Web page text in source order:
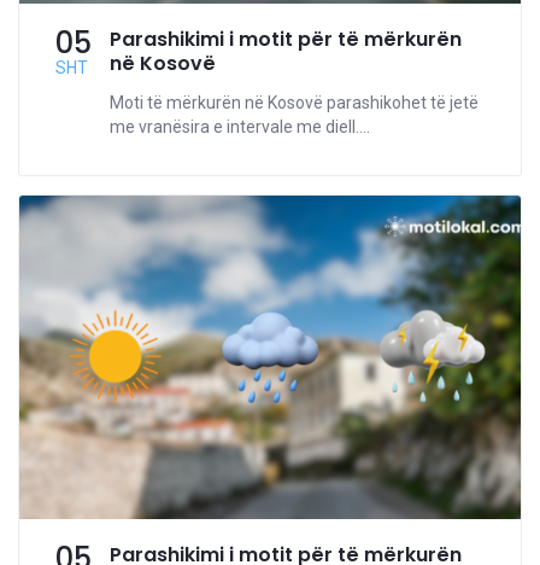
05
SHT
Parashikimi i motit për të mërkurën
në Kosovë
Moti të mërkurën në Kosovë parashikohet të jetë
me vranësira e intervale me diell....
Parashikimi i motit për të mërkurën